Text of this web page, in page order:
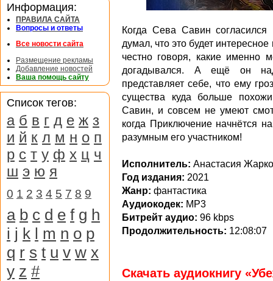
Когда Сева Савин
думал, что это будет
честно говоря, какие именно
догадывался. А ещё он
представляет себе, что ему
существа куда больше
Савин, и совсем не умеют
когда Приключение начнётся
разумным его участником!
Исполнитель: Анастасия
Год издания: 2021
Жанр: фантастика
Аудиокодек: MP3
Битрейт аудио: 96 kbps
Продолжительность: 12:08:07
Скачать аудиокнигу
Информация:
ПРАВИЛА САЙТА
Вопросы и ответы
Все новости сайта
Размещение рекламы
Добавление новостей
Ваша помощь сайту
Список тегов:
а б в г д е ж з
и й к л м н о п
р с т у ф х ц ч
ш э ю я
0 1 2 3 4 5 7 8 9
a b c d e f g h
i j k l m n o p
q r s t u v w x
y z #